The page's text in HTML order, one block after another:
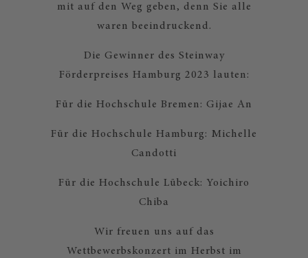
mit auf den Weg geben, denn Sie alle
waren beeindruckend.
Die Gewinner des Steinway
Förderpreises Hamburg 2023 lauten:
Für die Hochschule Bremen: Gijae An
Für die Hochschule Hamburg: Michelle
Candotti
Für die Hochschule Lübeck: Yoichiro
Chiba
Wir freuen uns auf das
Wettbewerbskonzert im Herbst im